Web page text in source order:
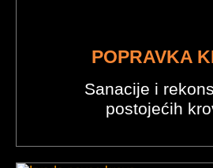
POPRAVKA
Sanacije i
postojećih